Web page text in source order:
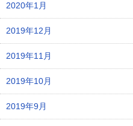
2020年1月
2019年12月
2019年11月
2019年10月
2019年9月